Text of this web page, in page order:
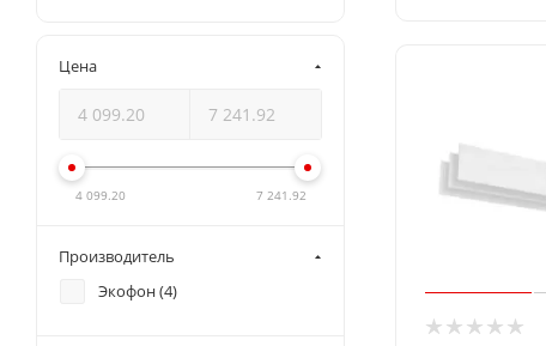
Цена
4 099.20 7 241.92
Производитель
Экофон (4)